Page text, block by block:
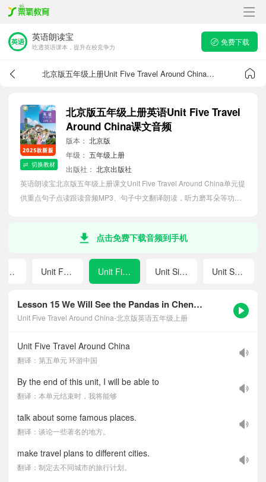
英语朗读宝
吃透英语课本，提升在校竞争力
免费下载
北京版五年级上册Unit Five Travel Around China课文音频
切换教材
北京版五年级上册英语Unit Five Travel
Around China课文音频
版本： 北京版
年级： 五年级上册
出版社： 北京出版社
英语朗读宝北京版五年级上册课文Unit Five Travel Around China单元提
供重点句子点读跟读音频MP3、句子中文翻译朗读，听力磨耳朵等功
点击免费下载音频到手机
Lesson 15 We Will See the Pandas in Chengdu-课文听力音频
Unit Five Travel Around China-北京版英语五年级上册
Unit Five Travel Around China
翻译：第五单元 环游中国
By the end of this unit, I will be able to
翻译：本单元结束时，我将能够
talk about some famous places.
翻译：谈论一些著名的地方。
make travel plans to different cities.
翻译：制定去不同城市的旅行计划。
Unit Three Grow up in Labour Unit Four Revision I Unit Five Travel Around China Unit Six Our World Unit Seven Sports Around the World